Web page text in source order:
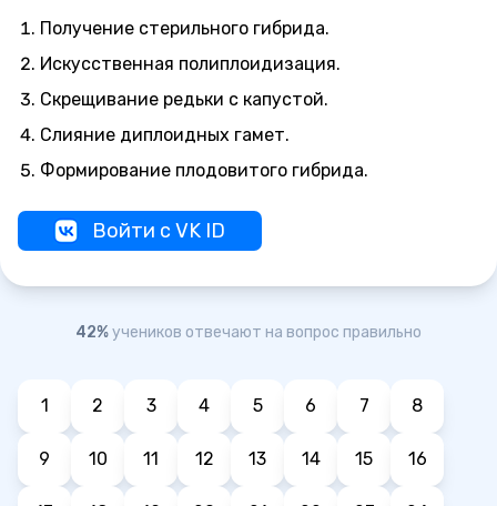
Получение стерильного гибрида.
Искусственная полиплоидизация.
Скрещивание редьки с капустой.
Слияние диплоидных гамет.
Формирование плодовитого гибрида.
Войти с VK ID
42%учеников отвечают на вопрос правильно
1 2 3 4 5 6 7 8
9 10 11 12 13 14 15 16